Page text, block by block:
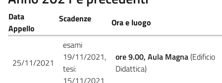
Data
​Appello
Scadenze Ora e luogo
25/11/2021
esami
19/11/2021,
tesi:
15/11/2021
ore 9.00, Aula Magna(Edificio
Didattica)